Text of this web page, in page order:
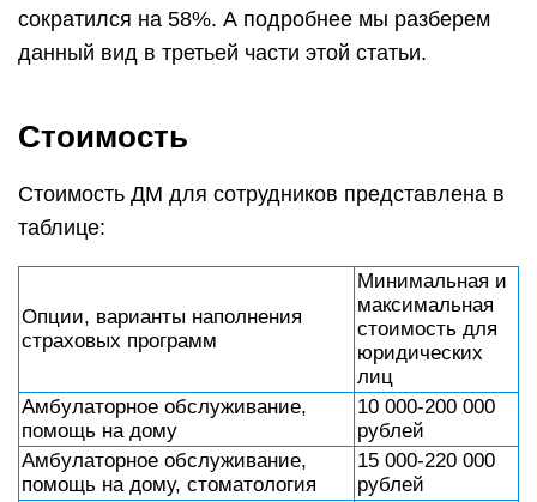
сократился на 58%. А подробнее мы разберем
данный вид в третьей части этой статьи.
Стоимость
Стоимость ДМ для сотрудников представлена в
таблице:
Опции, варианты наполнения
страховых программ
Минимальная и
максимальная
стоимость для
юридических
лиц
Амбулаторное обслуживание,
помощь на дому
10 000-200 000
рублей
Амбулаторное обслуживание,
помощь на дому, стоматология
15 000-220 000
рублей